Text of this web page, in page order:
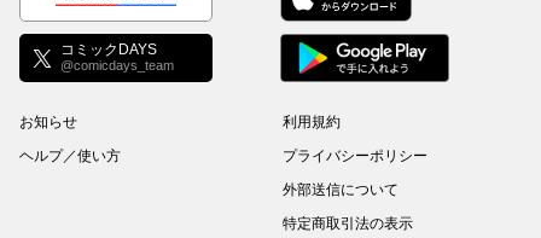
コミックDAYS
@comicdays_team
お知らせ
ヘルプ／使い方
利用規約
プライバシーポリシー
外部送信について
特定商取引法の表示